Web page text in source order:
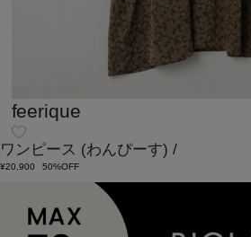
feerique
ワンピース (わんぴーす) /
¥20,900 50%OFF